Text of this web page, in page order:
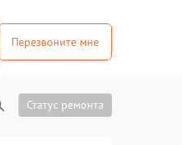
Перезвоните мне
Статус ремонта